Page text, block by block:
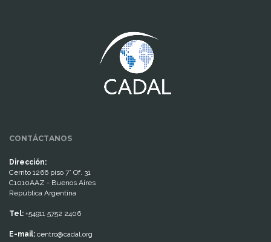
CONTÁCTANOS
Dirección:
Cerrito 1266 piso 7° Of. 31
C1010AAZ - Buenos Aires
República Argentina
Tel: +54911 5752 2406
E-mail: centro@cadal.org